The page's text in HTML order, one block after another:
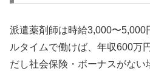
派遣薬剤師は時給3,000〜5,000
ルタイムで働けば、年収600万
だし社会保険・ボーナスがな